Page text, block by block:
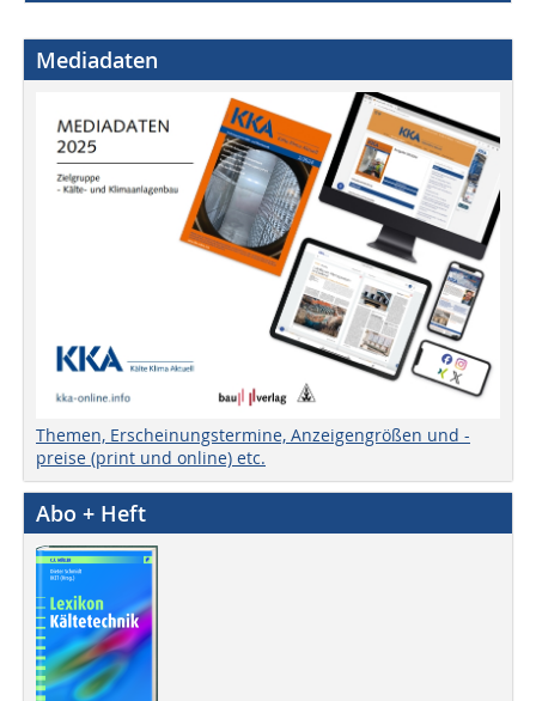
Mediadaten
Themen, Erscheinungstermine, Anzeigengrößen und -
preise (print und online) etc.
Abo + Heft